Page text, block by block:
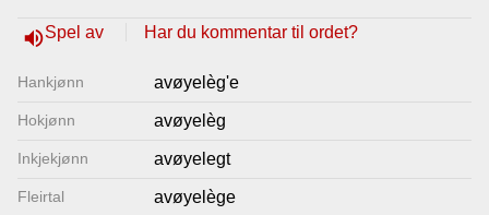
volume_upSpel av Har du kommentar til ordet?
Hankjønn avøyelèg'e
Hokjønn avøyelèg
Inkjekjønn avøyelegt
Fleirtal avøyelège
Lenkjer
Kontakt
oss